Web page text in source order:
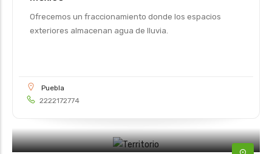
Ofrecemos un fraccionamiento donde los espacios
exteriores almacenan agua de lluvia.
Puebla
2222172774